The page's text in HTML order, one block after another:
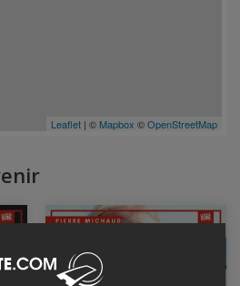
Leaflet | © Mapbox ©OpenStreetMap